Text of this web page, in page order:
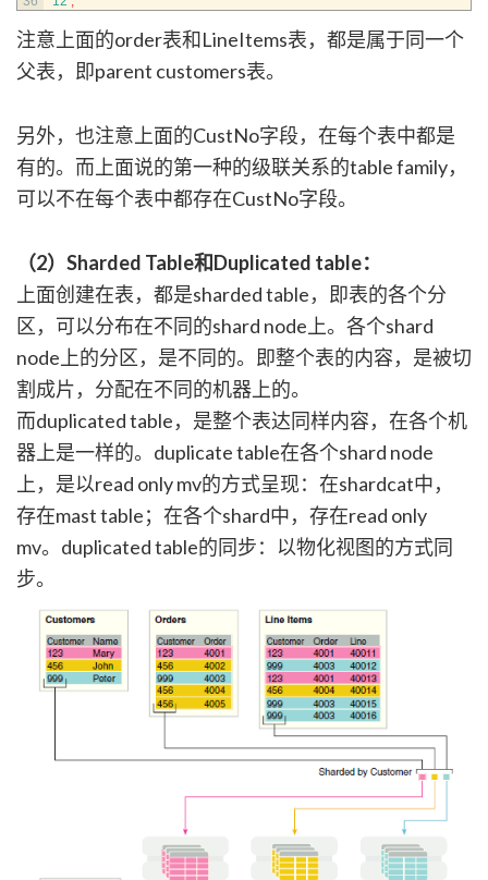
注意上面的order表和LineItems表，都是属于同一个
父表，即parent customers表。
另外，也注意上面的CustNo字段，在每个表中都是
有的。而上面说的第一种的级联关系的table family，
可以不在每个表中都存在CustNo字段。
（2）Sharded Table和Duplicated table：
上面创建在表，都是sharded table，即表的各个分
区，可以分布在不同的shard node上。各个shard
node上的分区，是不同的。即整个表的内容，是被切
割成片，分配在不同的机器上的。
而duplicated table，是整个表达同样内容，在各个机
器上是一样的。duplicate table在各个shard node
上，是以read only mv的方式呈现：在shardcat中，
存在mast table；在各个shard中，存在read only
mv。duplicated table的同步：以物化视图的方式同
步。